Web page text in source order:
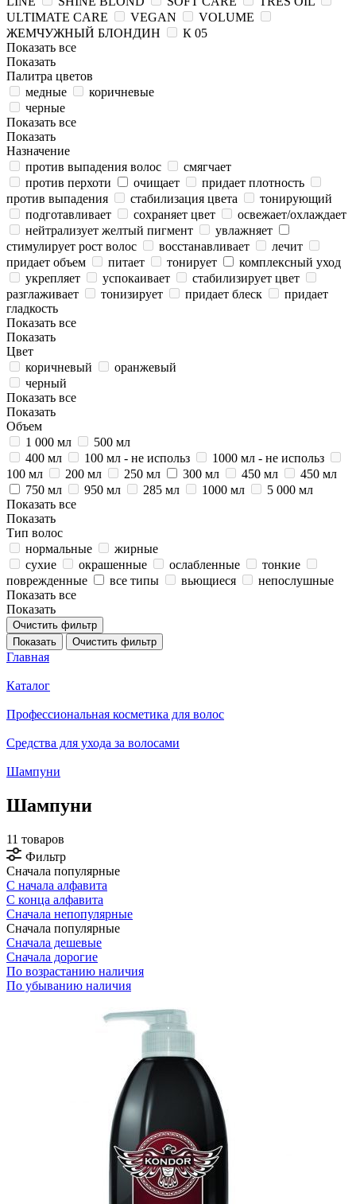
ULTIMATE CARE
VEGAN
VOLUME
ЖЕМЧУЖНЫЙ БЛОНДИН
К 05
Показать все
Показать
Палитра цветов
медные
коричневые
черные
Показать все
Показать
Назначение
против выпадения волос
смягчает
против перхоти
очищает
придает плотность
против выпадения
стабилизация цвета
тонирующий
подготавливает
сохраняет цвет
освежает/охлаждает
нейтрализует желтый пигмент
увлажняет
стимулирует рост волос
восстанавливает
лечит
придает объем
питает тонирует
комплексный уход
укрепляет
успокаивает
стабилизирует цвет
разглаживает
тонизирует придает блеск
придает
гладкость
Показать все
Показать
Цвет
коричневый
оранжевый
черный
Показать все
Показать
Объем
1 000 мл
500 мл
400 мл
100 мл - не использ
1000 мл - не использ
100 мл
200 мл 250 мл 300 мл 450 мл
450 мл
750 мл
950 мл 285 мл 1000 мл
5 000 мл
Показать все
Показать
Тип волос
нормальные
жирные
сухие
окрашенные ослабленные
тонкие
поврежденные
все типы вьющиеся
непослушные
Показать все
Показать
Очистить фильтр
Показать
Очистить фильтр
Главная
Каталог
Профессиональная косметика для волос
Средства для ухода за волосами
Шампуни
Шампуни
11 товаров
Фильтр
Сначала популярные
С начала алфавита
С конца алфавита
Сначала непопулярные
Сначала популярные
Сначала дешевые
Сначала дорогие
По возрастанию наличия
По убыванию наличия